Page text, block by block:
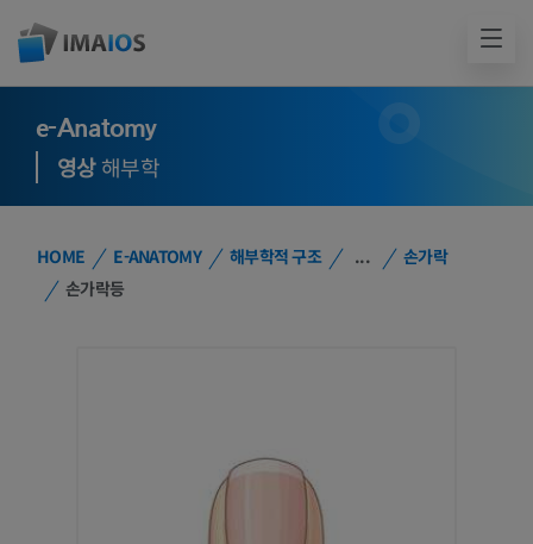
e-Anatomy
영상해부학
HOME E-ANATOMY 해부학적 구조 ...
손가락
손가락등